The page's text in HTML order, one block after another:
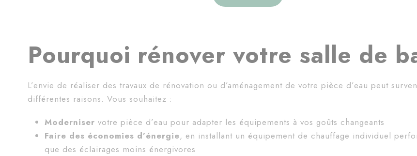
Pourquoi rénover votre salle de
L’envie de réaliser des travaux de rénovation ou d’aménagement de votre pièce d’eau peut
différentes raisons. Vous souhaitez :
Moderniser votre pièce d’eau pour adapter les équipements à vos goûts changeants
Faire des économies d’énergie, en installant un équipement de chauffage individuel
que des éclairages moins énergivores